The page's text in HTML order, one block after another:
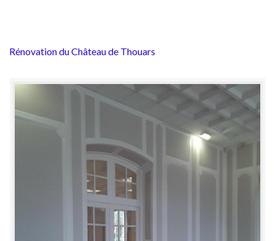
Rénovation du Château de Thouars